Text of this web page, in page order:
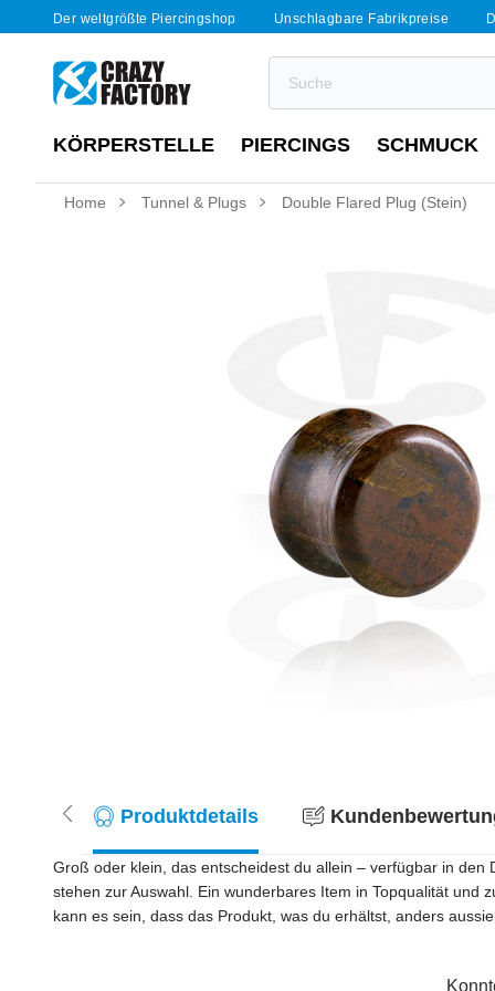
Der weltgrößte Piercingshop Unschlagbare Fabrikpreise
KÖRPERSTELLE PIERCINGS SCHMUCK
Home Tunnel & Plugs Double Flared Plug (Stein)
Produktdetails
Groß oder klein, das entscheidest du allein – verfügbar in
stehen zur Auswahl. Ein wunderbares Item in Topqualität
kann es sein, dass das Produkt, was du erhältst, anders